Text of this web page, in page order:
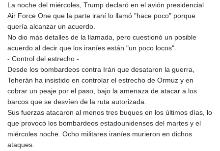
La noche del miércoles, Trump declaró en el avión presidencial
Air Force One que la parte iraní lo llamó "hace poco" porque
quería alcanzar un acuerdo.
No dio más detalles de la llamada, pero cuestionó un posible
acuerdo al decir que los iraníes están "un poco locos".
- Control del estrecho -
Desde los bombardeos contra Irán que desataron la guerra,
Teherán ha insistido en controlar el estrecho de Ormuz y en
cobrar un peaje por el paso, bajo la amenaza de atacar a los
barcos que se desvíen de la ruta autorizada.
Sus fuerzas atacaron al menos tres buques en los últimos días, lo
que provocó los bombardeos estadounidenses del martes y el
miércoles noche. Ocho militares iraníes murieron en dichos
ataques.